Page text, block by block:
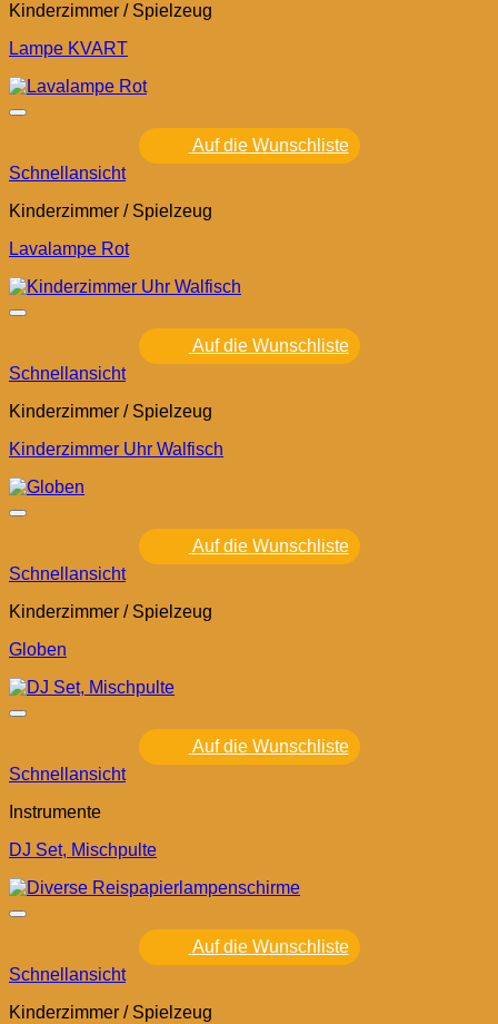
Kinderzimmer / Spielzeug
Lampe KVART
Auf die Wunschliste
Schnellansicht
Kinderzimmer / Spielzeug
Lavalampe Rot
Auf die Wunschliste
Schnellansicht
Kinderzimmer / Spielzeug
Kinderzimmer Uhr Walfisch
Auf die Wunschliste
Schnellansicht
Kinderzimmer / Spielzeug
Globen
Auf die Wunschliste
Schnellansicht
Instrumente
DJ Set, Mischpulte
Auf die Wunschliste
Schnellansicht
Kinderzimmer / Spielzeug